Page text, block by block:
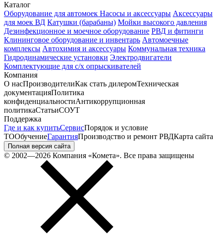
Каталог
Оборудование для автомоек Насосы и аксессуары Аксессуары
для моек ВД Катушки (барабаны) Мойки высокого давления
Дезинфекционное и моечное оборудование РВД и фитинги
Клининговое оборудование и инвентарь Автомоечные
комплексы Автохимия и аксессуары Коммунальная техника
Гидродинамические установки Электродвигатели
Комплектующие для с/х опрыскивателей
Компания
О насПроизводителиКак стать дилеромТехническая
документацияПолитика
конфиденциальностиАнтикоррупционная
политикаСтатьиСОУТ
Поддержка
Где и как купитьСервисПорядок и условие
ТООбучениеГарантияПроизводство и ремонт РВДКарта сайта
Полная версия сайта
© 2002—2026 Компания «Комета». Все права защищены